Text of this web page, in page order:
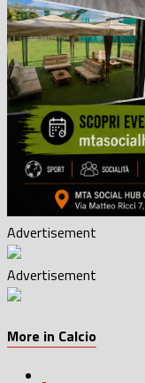
Advertisement
Advertisement
More in Calcio